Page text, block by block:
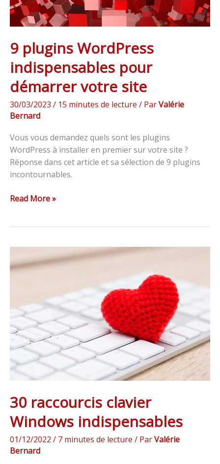
9 plugins WordPress
indispensables pour
démarrer votre site
30/03/2023 / 15 minutes de lecture / ParValérie
Bernard
Vous vous demandez quels sont les plugins
WordPress à installer en premier sur votre site ?
Réponse dans cet article et sa sélection de 9 plugins
incontournables.
Read More »
30 raccourcis clavier
Windows indispensables
01/12/2022 / 7 minutes de lecture / ParValérie
Bernard
raccourcis
indispensables